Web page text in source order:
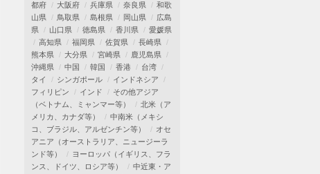
都府
大阪府 兵庫県 奈良県
和歌
山県
鳥取県 島根県 岡山県
広島
県
山口県 徳島県 香川県
愛媛県
高知県
福岡県 佐賀県
長崎県
熊本県
大分県 宮崎県
鹿児島県
沖縄県
中国 韓国 香港
台湾
タイ
シンガポール
インドネシア
フィリピン
インド
その他アジア
（ベトナム、ミャンマー等）
北米（ア
メリカ、カナダ等）
中南米（メキシ
コ、ブラジル、アルゼンチン等）
オセ
アニア（オーストラリア、ニュージーラ
ンド等）
ヨーロッパ（イギリス、フラ
ンス、ドイツ、ロシア等）
中近東・ア